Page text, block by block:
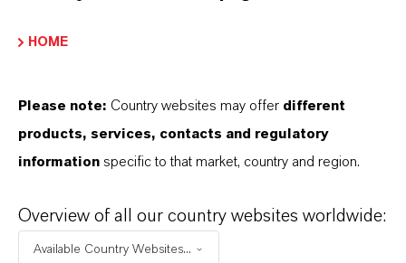
HOME
Please note: Country websites may offer different
products, services, contacts and regulatory
information specific to that market, country and region.
Overview of all our country websites worldwide:
Available Country Websites...